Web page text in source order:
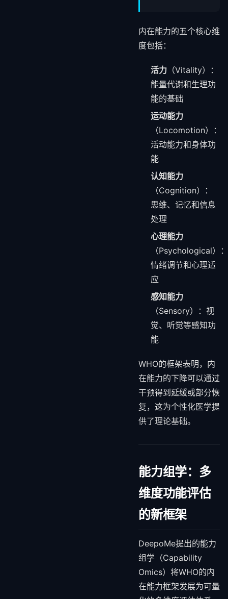
内在能力的五个核心维
度包括：
活力 （Vitality）：
能量代谢和生理功
能的基础
运动能力
（Locomotion）：
活动能力和身体功
能
认知能力
（Cognition）：
思维、记忆和信息
处理
心理能力
（Psychological）：
情绪调节和心理适
应
感知能力
（Sensory）：视
觉、听觉等感知功
能
WHO的框架表明，内
在能力的下降可以通过
干预得到延缓或部分恢
复，这为个性化医学提
供了理论基础。
能力组学：多
维度功能评估
的新框架
DeepoMe提出的能力
组学（Capability
Omics）将WHO的内
在能力框架发展为可量